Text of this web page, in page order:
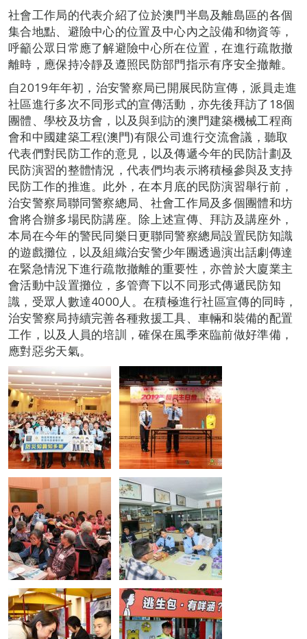
社會工作局的代表介紹了位於澳門半島及離島區的各個
集合地點、避險中心的位置及中心內之設備和物資等，
呼籲公眾日常應了解避險中心所在位置，在進行疏散撤
離時，應保持冷靜及遵照民防部門指示有序安全撤離。
自2019年年初，治安警察局已開展民防宣傳，派員走進
社區進行多次不同形式的宣傳活動，亦先後拜訪了18個
團體、學校及坊會，以及與到訪的澳門建築機械工程商
會和中國建築工程(澳門)有限公司進行交流會議，聽取
代表們對民防工作的意見，以及傳遞今年的民防計劃及
民防演習的整體情況，代表們均表示將積極參與及支持
民防工作的推進。此外，在本月底的民防演習舉行前，
治安警察局聯同警察總局、社會工作局及多個團體和坊
會將合辦多場民防講座。除上述宣傳、拜訪及講座外，
本局在今年的警民同樂日更聯同警察總局設置民防知識
的遊戲攤位，以及組織治安警少年團透過演出話劇傳達
在緊急情況下進行疏散撤離的重要性，亦曾於大廈業主
會活動中設置攤位，多管齊下以不同形式傳遞民防知
識，受眾人數達4000人。在積極進行社區宣傳的同時，
治安警察局持續完善各種救援工具、車輛和裝備的配置
工作，以及人員的培訓，確保在風季來臨前做好準備，
應對惡劣天氣。